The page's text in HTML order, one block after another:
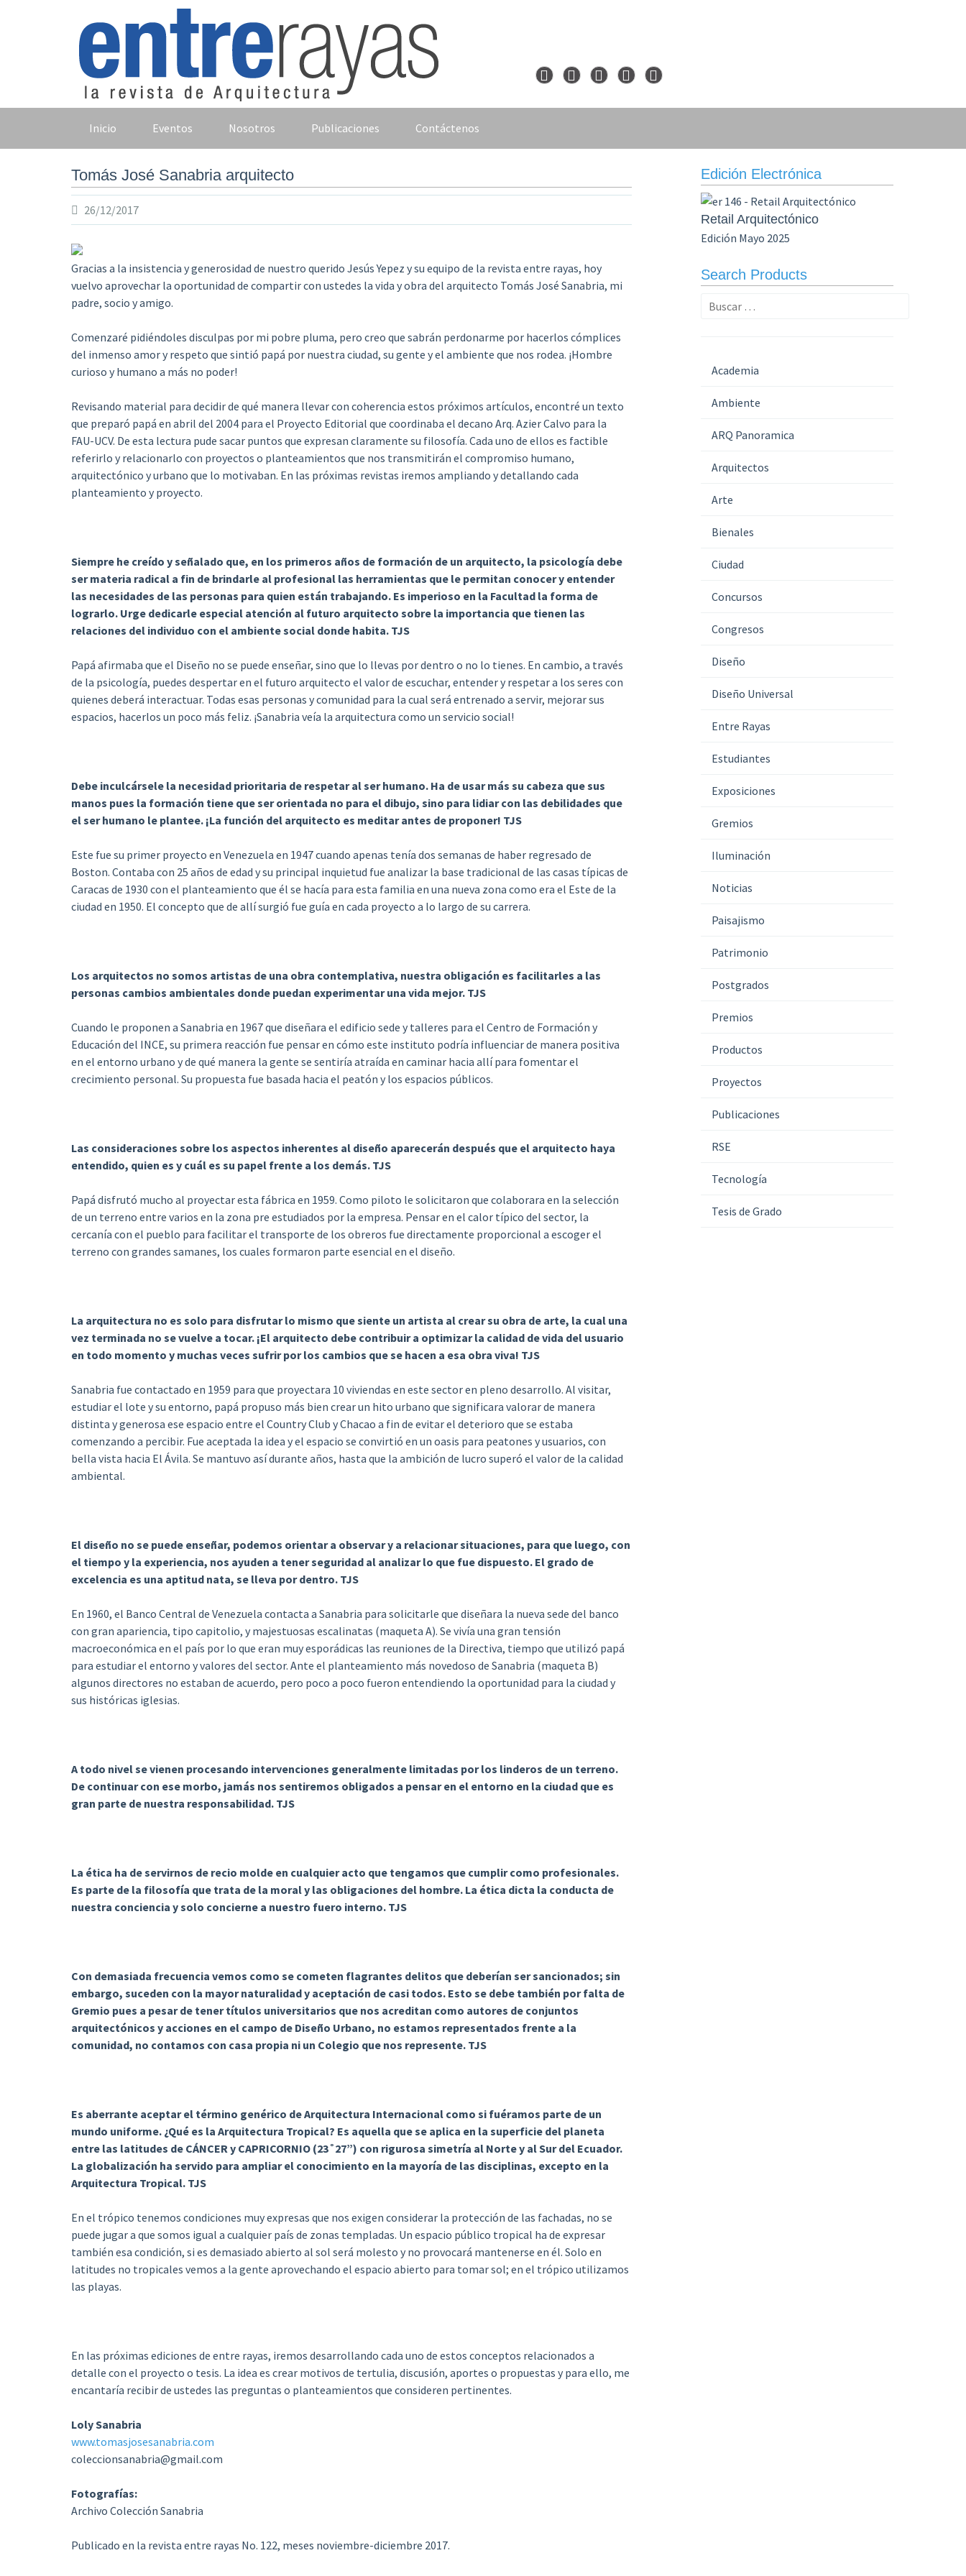
Inicio Eventos Nosotros Publicaciones Contáctenos
Tomás José Sanabria arquitecto
26/12/2017
Gracias a la insistencia y generosidad de nuestro querido Jesús Yepez y su equipo de la revista entre rayas, hoy
vuelvo aprovechar la oportunidad de compartir con ustedes la vida y obra del arquitecto Tomás José Sanabria, mi
padre, socio y amigo.
Comenzaré pidiéndoles disculpas por mi pobre pluma, pero creo que sabrán perdonarme por hacerlos cómplices
del inmenso amor y respeto que sintió papá por nuestra ciudad, su gente y el ambiente que nos rodea. ¡Hombre
curioso y humano a más no poder!
Revisando material para decidir de qué manera llevar con coherencia estos próximos artículos, encontré un texto
que preparó papá en abril del 2004 para el Proyecto Editorial que coordinaba el decano Arq. Azier Calvo para la
FAU-UCV. De esta lectura pude sacar puntos que expresan claramente su filosofía. Cada uno de ellos es factible
referirlo y relacionarlo con proyectos o planteamientos que nos transmitirán el compromiso humano,
arquitectónico y urbano que lo motivaban. En las próximas revistas iremos ampliando y detallando cada
planteamiento y proyecto.
Siempre he creído y señalado que, en los primeros años de formación de un arquitecto, la psicología debe
ser materia radical a fin de brindarle al profesional las herramientas que le permitan conocer y entender
las necesidades de las personas para quien están trabajando. Es imperioso en la Facultad la forma de
lograrlo. Urge dedicarle especial atención al futuro arquitecto sobre la importancia que tienen las
relaciones del individuo con el ambiente social donde habita. TJS
Papá afirmaba que el Diseño no se puede enseñar, sino que lo llevas por dentro o no lo tienes. En cambio, a través
de la psicología, puedes despertar en el futuro arquitecto el valor de escuchar, entender y respetar a los seres con
quienes deberá interactuar. Todas esas personas y comunidad para la cual será entrenado a servir, mejorar sus
espacios, hacerlos un poco más feliz. ¡Sanabria veía la arquitectura como un servicio social!
Debe inculcársele la necesidad prioritaria de respetar al ser humano. Ha de usar más su cabeza que sus
manos pues la formación tiene que ser orientada no para el dibujo, sino para lidiar con las debilidades que
el ser humano le plantee. ¡La función del arquitecto es meditar antes de proponer! TJS
Este fue su primer proyecto en Venezuela en 1947 cuando apenas tenía dos semanas de haber regresado de
Boston. Contaba con 25 años de edad y su principal inquietud fue analizar la base tradicional de las casas típicas de
Caracas de 1930 con el planteamiento que él se hacía para esta familia en una nueva zona como era el Este de la
ciudad en 1950. El concepto que de allí surgió fue guía en cada proyecto a lo largo de su carrera.
Los arquitectos no somos artistas de una obra contemplativa, nuestra obligación es facilitarles a las
personas cambios ambientales donde puedan experimentar una vida mejor. TJS
Cuando le proponen a Sanabria en 1967 que diseñara el edificio sede y talleres para el Centro de Formación y
Educación del INCE, su primera reacción fue pensar en cómo este instituto podría influenciar de manera positiva
en el entorno urbano y de qué manera la gente se sentiría atraída en caminar hacia allí para fomentar el
crecimiento personal. Su propuesta fue basada hacia el peatón y los espacios públicos.
Las consideraciones sobre los aspectos inherentes al diseño aparecerán después que el arquitecto haya
entendido, quien es y cuál es su papel frente a los demás. TJS
Papá disfrutó mucho al proyectar esta fábrica en 1959. Como piloto le solicitaron que colaborara en la selección
de un terreno entre varios en la zona pre estudiados por la empresa. Pensar en el calor típico del sector, la
cercanía con el pueblo para facilitar el transporte de los obreros fue directamente proporcional a escoger el
terreno con grandes samanes, los cuales formaron parte esencial en el diseño.
La arquitectura no es solo para disfrutar lo mismo que siente un artista al crear su obra de arte, la cual una
vez terminada no se vuelve a tocar. ¡El arquitecto debe contribuir a optimizar la calidad de vida del usuario
en todo momento y muchas veces sufrir por los cambios que se hacen a esa obra viva! TJS
Sanabria fue contactado en 1959 para que proyectara 10 viviendas en este sector en pleno desarrollo. Al visitar,
estudiar el lote y su entorno, papá propuso más bien crear un hito urbano que significara valorar de manera
distinta y generosa ese espacio entre el Country Club y Chacao a fin de evitar el deterioro que se estaba
comenzando a percibir. Fue aceptada la idea y el espacio se convirtió en un oasis para peatones y usuarios, con
bella vista hacia El Ávila. Se mantuvo así durante años, hasta que la ambición de lucro superó el valor de la calidad
ambiental.
El diseño no se puede enseñar, podemos orientar a observar y a relacionar situaciones, para que luego, con
el tiempo y la experiencia, nos ayuden a tener seguridad al analizar lo que fue dispuesto. El grado de
excelencia es una aptitud nata, se lleva por dentro. TJS
En 1960, el Banco Central de Venezuela contacta a Sanabria para solicitarle que diseñara la nueva sede del banco
con gran apariencia, tipo capitolio, y majestuosas escalinatas (maqueta A). Se vivía una gran tensión
macroeconómica en el país por lo que eran muy esporádicas las reuniones de la Directiva, tiempo que utilizó papá
para estudiar el entorno y valores del sector. Ante el planteamiento más novedoso de Sanabria (maqueta B)
algunos directores no estaban de acuerdo, pero poco a poco fueron entendiendo la oportunidad para la ciudad y
sus históricas iglesias.
A todo nivel se vienen procesando intervenciones generalmente limitadas por los linderos de un terreno.
De continuar con ese morbo, jamás nos sentiremos obligados a pensar en el entorno en la ciudad que es
gran parte de nuestra responsabilidad. TJS
La ética ha de servirnos de recio molde en cualquier acto que tengamos que cumplir como profesionales.
Es parte de la filosofía que trata de la moral y las obligaciones del hombre. La ética dicta la conducta de
nuestra conciencia y solo concierne a nuestro fuero interno. TJS
Con demasiada frecuencia vemos como se cometen flagrantes delitos que deberían ser sancionados; sin
embargo, suceden con la mayor naturalidad y aceptación de casi todos. Esto se debe también por falta de
Gremio pues a pesar de tener títulos universitarios que nos acreditan como autores de conjuntos
arquitectónicos y acciones en el campo de Diseño Urbano, no estamos representados frente a la
comunidad, no contamos con casa propia ni un Colegio que nos represente. TJS
Es aberrante aceptar el término genérico de Arquitectura Internacional como si fuéramos parte de un
mundo uniforme. ¿Qué es la Arquitectura Tropical? Es aquella que se aplica en la superficie del planeta
entre las latitudes de CÁNCER y CAPRICORNIO (23˚27”) con rigurosa simetría al Norte y al Sur del Ecuador.
La globalización ha servido para ampliar el conocimiento en la mayoría de las disciplinas, excepto en la
Arquitectura Tropical. TJS
En el trópico tenemos condiciones muy expresas que nos exigen considerar la protección de las fachadas, no se
puede jugar a que somos igual a cualquier país de zonas templadas. Un espacio público tropical ha de expresar
también esa condición, si es demasiado abierto al sol será molesto y no provocará mantenerse en él. Solo en
latitudes no tropicales vemos a la gente aprovechando el espacio abierto para tomar sol; en el trópico utilizamos
las playas.
En las próximas ediciones de entre rayas, iremos desarrollando cada uno de estos conceptos relacionados a
detalle con el proyecto o tesis. La idea es crear motivos de tertulia, discusión, aportes o propuestas y para ello, me
encantaría recibir de ustedes las preguntas o planteamientos que consideren pertinentes.
Loly Sanabria
www.tomasjosesanabria.com
coleccionsanabria@gmail.com
Fotografías:
Archivo Colección Sanabria
Publicado en la revista entre rayas No. 122, meses noviembre-diciembre 2017.
Edición Electrónica
Retail Arquitectónico
Edición Mayo 2025
Search Products
Buscar:
Academia
Ambiente
ARQ Panoramica
Arquitectos
Arte
Bienales
Ciudad
Concursos
Congresos
Diseño
Diseño Universal
Entre Rayas
Estudiantes
Exposiciones
Gremios
Iluminación
Noticias
Paisajismo
Patrimonio
Postgrados
Premios
Productos
Proyectos
Publicaciones
RSE
Tecnología
Tesis de Grado